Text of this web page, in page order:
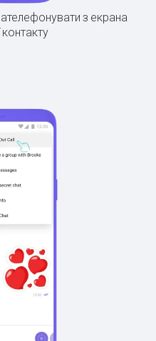
з екрана
контакту